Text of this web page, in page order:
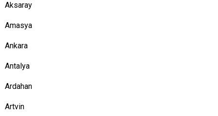
Aksaray
Amasya
Ankara
Antalya
Ardahan
Artvin